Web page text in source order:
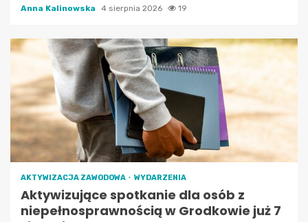
Anna Kalinowska 4 sierpnia 2026 19
AKTYWIZACJA ZAWODOWA WYDARZENIA
Aktywizujące spotkanie dla osób z
niepełnosprawnością w Grodkowie już 7